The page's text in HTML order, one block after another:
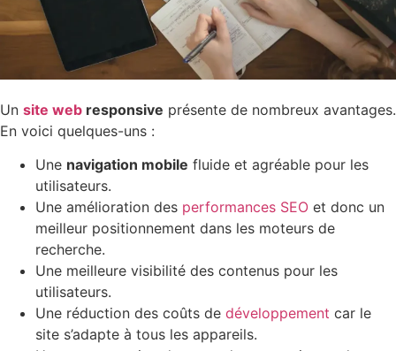
Un site web responsive présente de nombreux avantages.
En voici quelques-uns :
Une navigation mobile fluide et agréable pour les
utilisateurs.
Une amélioration des performances SEO et donc un
meilleur positionnement dans les moteurs de
recherche.
Une meilleure visibilité des contenus pour les
utilisateurs.
Une réduction des coûts de développement car le
site s’adapte à tous les appareils.